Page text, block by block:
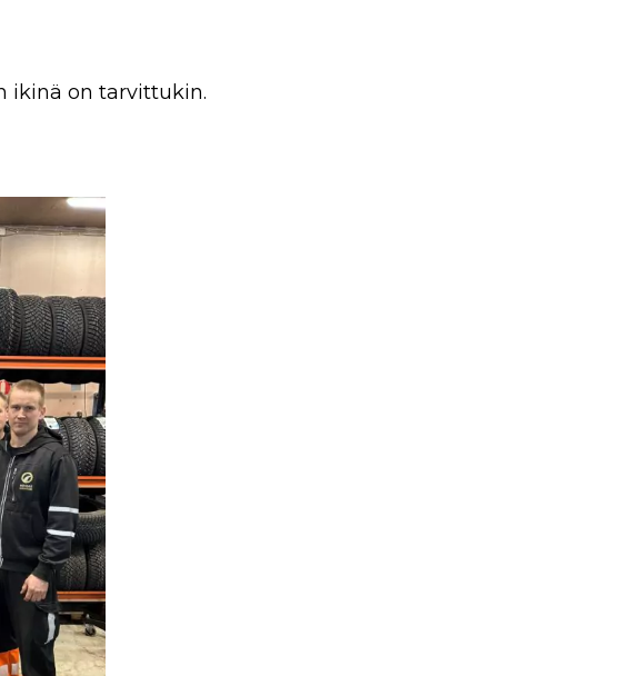
ikinä on tarvittukin.